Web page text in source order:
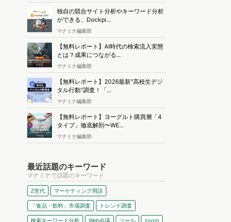
独自の競合サイト分析やキーワード分析
ができる、Dockpi...
マナミナ編集部
【無料レポート】AI時代の検索流入実態
とは？成果につながる...
マナミナ編集部
【無料レポート】2026最新"高校生デジ
タル行動"調査！「...
マナミナ編集部
【無料レポート】ヨーグルト購買層「4
タイプ」徹底解剖〜WE...
マナミナ編集部
最近話題のキーワード
マナミナで話題のキーワード
Z世代 マーケティング用語
「食品・飲料」市場調査 トレンド調査